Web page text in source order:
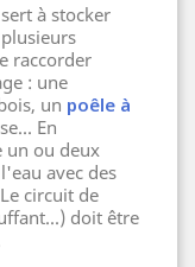
sert à stocker
raccorder
: une
un poêle à
En
un ou deux
avec des
circuit de
doit être